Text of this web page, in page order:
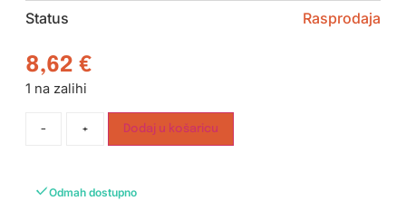
Status
Rasprodaja
8,62 €
1 na zalihi
- + Dodaj u košaricu
Odmah dostupno